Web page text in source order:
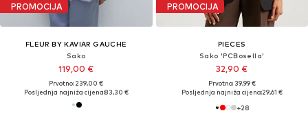
PROMOCIJA
FLEUR BY KAVIAR GAUCHE
Sako
119,00 €
Prvotno: 239,00 €
Posljednja najniža cijena:83,30 €
PROMOCIJA
PIECES
Sako 'PCBosella'
32,90 €
Prvotno: 39,99 €
Posljednja najniža cijena:29,61 €
+28